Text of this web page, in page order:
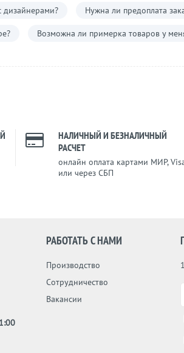
дизайнерами? Нужна ли предоплата
Возможна ли примерка товаров у
НАЛИЧНЫЙ И БЕЗНАЛИЧНЫЙ
РАСЧЕТ
онлайн оплата картами МИР,
или через СБП
РАБОТАТЬ С НАМИ
Производство
Сотрудничество
Вакансии